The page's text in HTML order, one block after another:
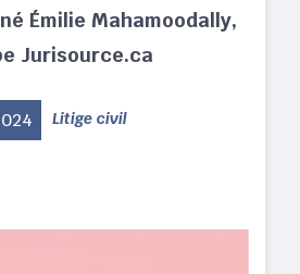
Émilie Mahamoodally,
Jurisource.ca
Litige civil